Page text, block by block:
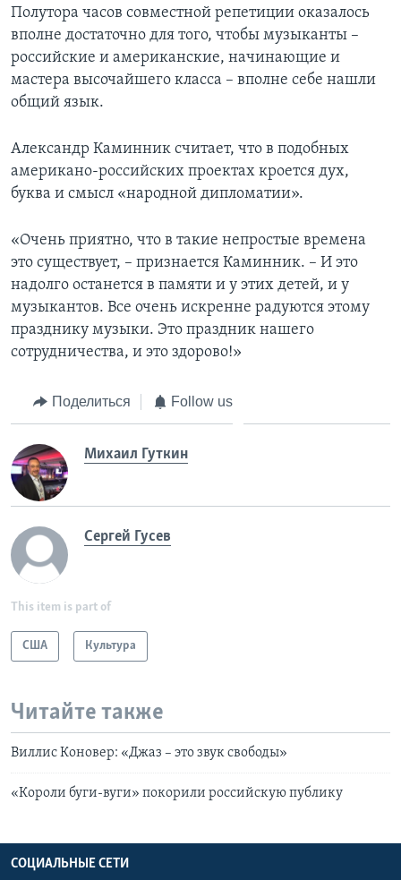
Полутора часов совместной репетиции оказалось
вполне достаточно для того, чтобы музыканты –
российские и американские, начинающие и
мастера высочайшего класса – вполне себе нашли
общий язык.
Александр Каминник считает, что в подобных
американо-российских проектах кроется дух,
буква и смысл «народной дипломатии».
«Очень приятно, что в такие непростые времена
это существует, – признается Каминник. – И это
надолго останется в памяти и у этих детей, и у
музыкантов. Все очень искренне радуются этому
празднику музыки. Это праздник нашего
сотрудничества, и это здорово!»
Поделиться Follow us
Михаил Гуткин
Сергей Гусев
This item is part of
США Культура
Читайте также
Виллис Коновер: «Джаз – это звук свободы»
«Короли буги-вуги» покорили российскую публику
СОЦИАЛЬНЫЕ СЕТИ